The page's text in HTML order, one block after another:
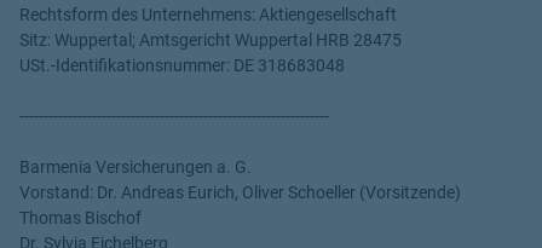
Rechtsform des Unternehmens: Aktiengesellschaft
Sitz: Wuppertal; Amtsgericht Wuppertal HRB 28475
USt.-Identifikationsnummer: DE 318683048
----------------------------------------------------------------
Barmenia Versicherungen a. G.
Vorstand: Dr. Andreas Eurich, Oliver Schoeller (Vorsitzende)
Thomas Bischof
Dr. Sylvia Eichelberg